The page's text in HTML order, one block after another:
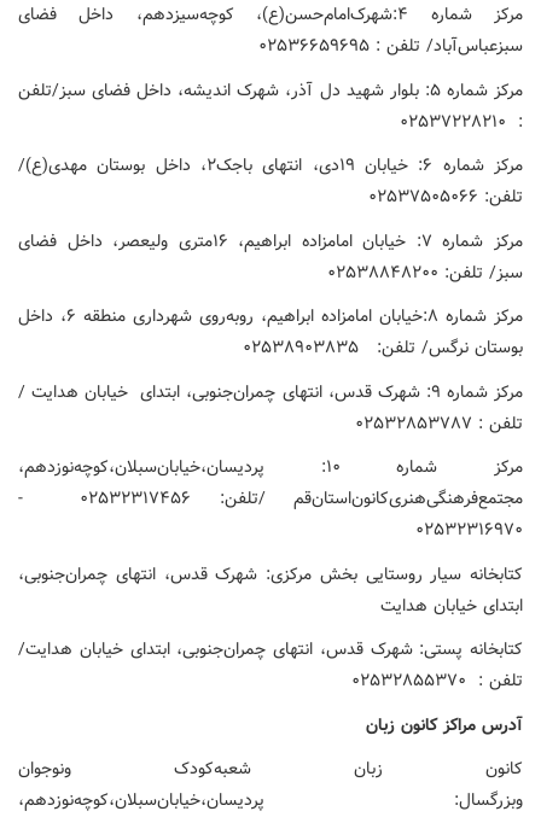
مرکز شماره ۴:شهرک‌امام‌حسن(ع)، کوچه‌سیزدهم، داخل فضای
سبزعباس‌آباد/ تلفن : ۰۲۵۳۶۶۵۹۶۹۵
مرکز شماره ۵: بلوار شهید دل آذر، شهرک اندیشه، داخل فضای سبز/تلفن
: ۰۲۵۳۷۲۲۸۲۱۰
مرکز شماره ۶: خیابان ۱۹دی، انتهای باجک۲، داخل بوستان مهدی(ع)/
تلفن: ۰۲۵۳۷۵۰۵۰۶۶
مرکز شماره ۷: خیابان امامزاده ابراهیم، ۱۶متری ولیعصر، داخل فضای
سبز/ تلفن: ۰۲۵۳۸۸۴۸۲۰۰
مرکز شماره ۸:خیابان امامزاده ابراهیم، روبه‌روی شهرداری منطقه ۶، داخل
بوستان نرگس/ تلفن: ۰۲۵۳۸۹۰۳۸۳۵
مرکز شماره ۹: شهرک قدس، انتهای چمران‌جنوبی، ابتدای خیابان هدایت /
تلفن : ۰۲۵۳۲۸۵۳۷۸۷
مرکز شماره ۱۰: پردیسان،خیابان‌سبلان،کوچه‌نوزدهم،
مجتمع‌فرهنگی‌هنری‌کانون‌استان‌قم /تلفن: ۰۲۵۳۲۳۱۷۴۵۶ -
۰۲۵۳۲۳۱۶۹۷۰
کتابخانه سیار روستایی بخش مرکزی: شهرک قدس، انتهای چمران‌جنوبی،
ابتدای خیابان هدایت
کتابخانه پستی: شهرک قدس، انتهای چمران‌جنوبی، ابتدای خیابان هدایت/
تلفن : ۰۲۵۳۲۸۵۵۳۷۰
آدرس مراکز کانون زبان
کانون زبان شعبه‌کودک ونوجوان
وبزرگسال: پردیسان،خیابان‌سبلان،کوچه‌نوزدهم،